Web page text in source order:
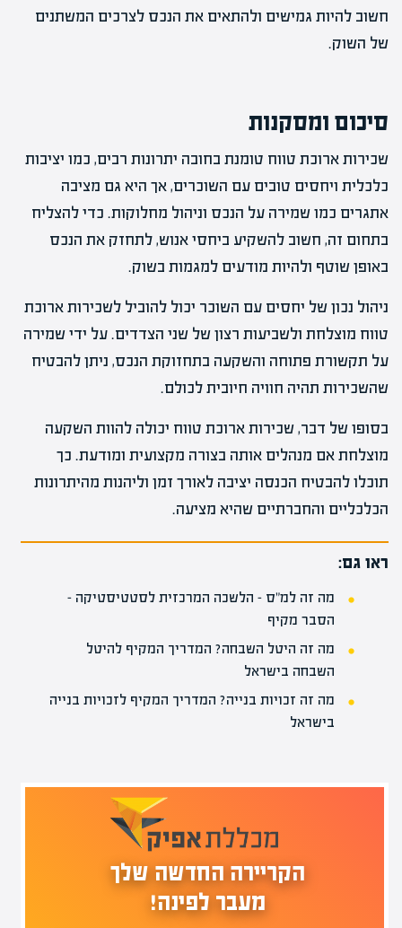
חשוב להיות גמישים ולהתאים את הנכס לצרכים המשתנים
של השוק.
סיכום ומסקנות
שכירות ארוכת טווח טומנת בחובה יתרונות רבים, כמו יציבות
כלכלית ויחסים טובים עם השוכרים, אך היא גם מציבה
אתגרים כמו שמירה על הנכס וניהול מחלוקות. כדי להצליח
בתחום זה, חשוב להשקיע ביחסי אנוש, לתחזק את הנכס
באופן שוטף ולהיות מודעים למגמות בשוק.
ניהול נכון של יחסים עם השוכר יכול להוביל לשכירות ארוכת
טווח מוצלחת ולשביעות רצון של שני הצדדים. על ידי שמירה
על תקשורת פתוחה והשקעה בתחזוקת הנכס, ניתן להבטיח
שהשכירות תהיה חוויה חיובית לכולם.
בסופו של דבר, שכירות ארוכת טווח יכולה להוות השקעה
מוצלחת אם מנהלים אותה בצורה מקצועית ומודעת. כך
תוכלו להבטיח הכנסה יציבה לאורך זמן וליהנות מהיתרונות
הכלכליים והחברתיים שהיא מציעה.
ראו גם:
מה זה למ"ס – הלשכה המרכזית לסטטיסטיקה –
הסבר מקיף
מה זה היטל השבחה? המדריך המקיף להיטל
השבחה בישראל
מה זה זכויות בנייה? המדריך המקיף לזכויות בנייה
בישראל
הקריירה החדשה שלך
מעבר לפינה!